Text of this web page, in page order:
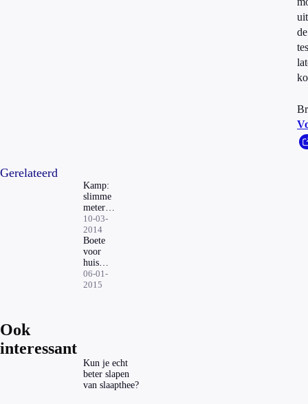
uit
de
Gerelateerd
Kamp:
slimme
meter
heeft
zich
bewezen
10-03-
2014
Boete
voor
huis
zonder
label
06-01-
2015
Ook
interessant
Kun je echt
beter slapen
van slaapthee?